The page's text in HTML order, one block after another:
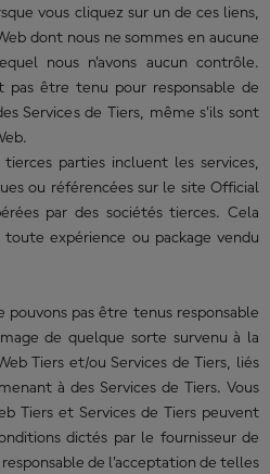
vous cliquez sur un de ces liens,
dont nous ne sommes en aucune
nous n’avons aucun contrôle.
pas être tenu pour responsable de
Services de Tiers, même s’ils sont
tierces parties incluent les services,
ou référencées sur le site Official
par des sociétés tierces. Cela
expérience ou package vendu
pas être tenus responsable
de quelque sorte survenu à la
Tiers et/ou Services de Tiers, liés
à des Services de Tiers. Vous
Tiers et Services de Tiers peuvent
dictés par le fournisseur de
de l’acceptation de telles